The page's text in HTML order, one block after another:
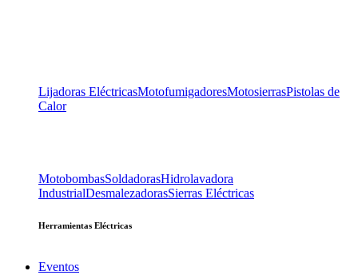
Lijadoras EléctricasMotofumigadoresMotosierrasPistolas de
Calor
MotobombasSoldadorasHidrolavadora
IndustrialDesmalezadorasSierras Eléctricas
Herramientas Eléctricas
Eventos